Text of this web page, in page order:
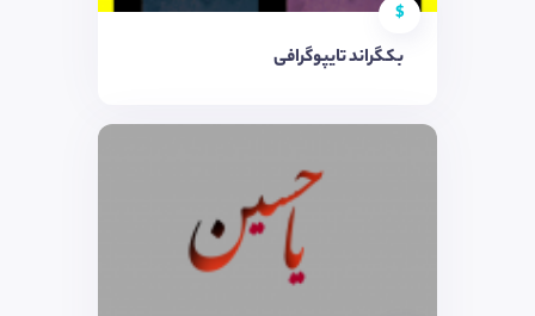
$
بکگراند تایپوگرافی